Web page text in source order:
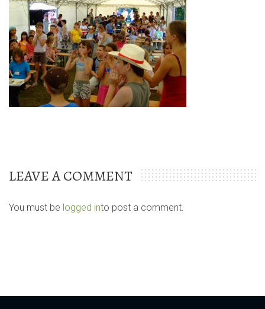
LEAVE A COMMENT
You must be logged into post a comment.